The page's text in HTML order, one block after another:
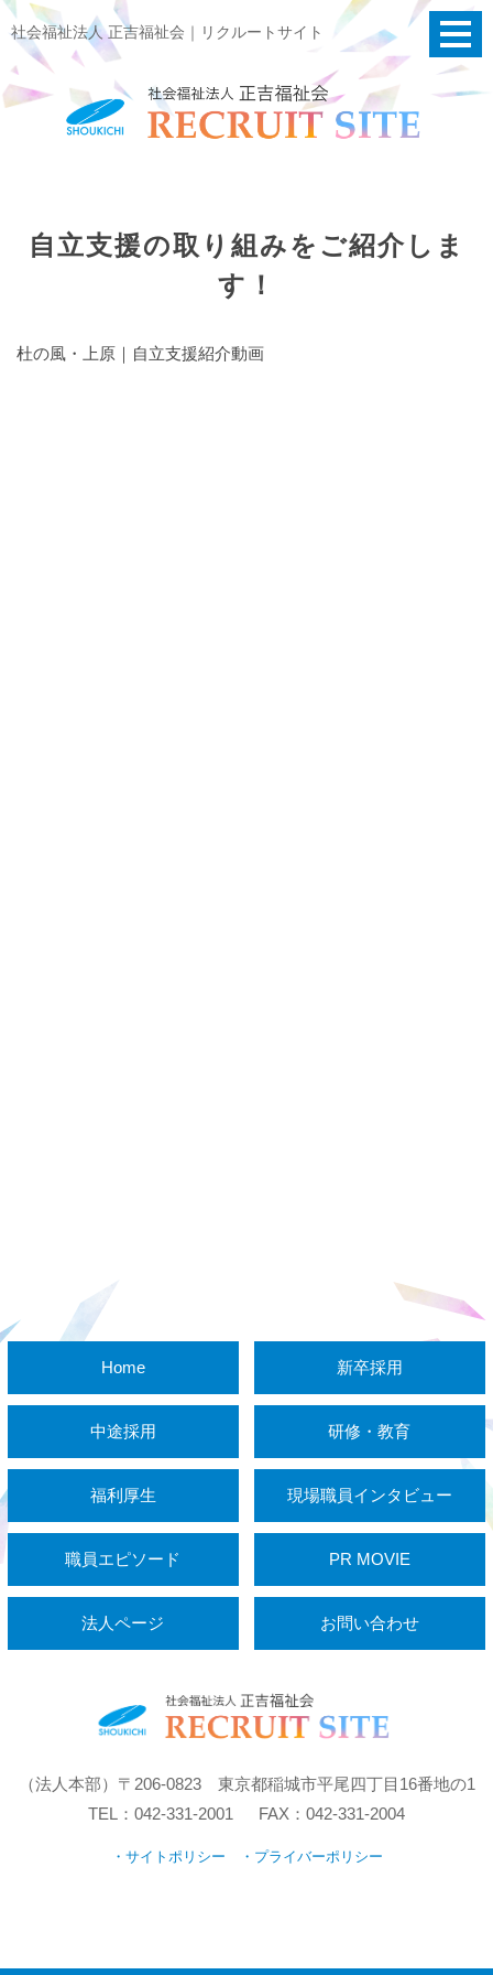
社会福祉法人 正吉福祉会｜リクルートサイト
自立支援の取り組みをご紹介しま
す！
杜の風・上原｜自立支援紹介動画
Home 新卒採用
中途採用 研修・教育
福利厚生 現場職員インタビュー
職員エピソード PR MOVIE
法人ページ お問い合わせ
（法人本部）〒206-0823 東京都稲城市平尾四丁目16番地の1
TEL：042-331-2001 FAX：042-331-2004
・サイトポリシー ・プライバーポリシー